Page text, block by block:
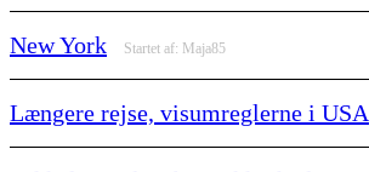
New York Startet af: Maja85
Længere rejse, visumreglerne i USA